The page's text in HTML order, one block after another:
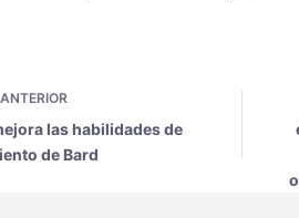
ANTERIOR
las habilidades de
de Bard